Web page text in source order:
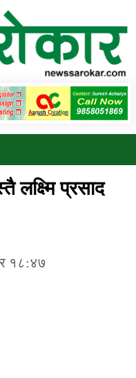
जुम्ला सुचना सन्देश
सुचना सन्देश
लक्ष्मि प्रसाद
१८:४७